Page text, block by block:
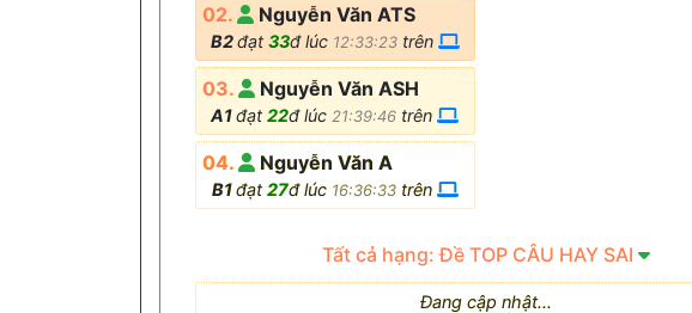
02. Nguyễn Văn ATS
B2đạt 33đ lúc 12:33:23trên
03. Nguyễn Văn ASH
A1đạt22đ lúc 21:39:46 trên
04. Nguyễn Văn A
B1đạt27đ lúc 16:36:33trên
Tất cả hạng: Đề TOP CÂU HAY SAI
Đang cập nhật...